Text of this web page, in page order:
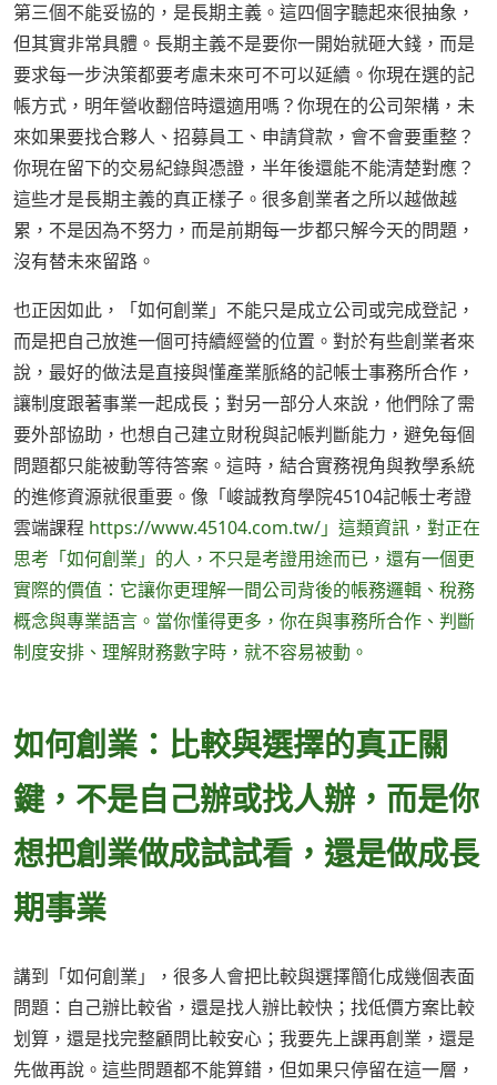
第三個不能妥協的，是長期主義。這四個字聽起來很抽象，
但其實非常具體。長期主義不是要你一開始就砸大錢，而是
要求每一步決策都要考慮未來可不可以延續。你現在選的記
帳方式，明年營收翻倍時還適用嗎？你現在的公司架構，未
來如果要找合夥人、招募員工、申請貸款，會不會要重整？
你現在留下的交易紀錄與憑證，半年後還能不能清楚對應？
這些才是長期主義的真正樣子。很多創業者之所以越做越
累，不是因為不努力，而是前期每一步都只解今天的問題，
沒有替未來留路。
也正因如此，「如何創業」不能只是成立公司或完成登記，
而是把自己放進一個可持續經營的位置。對於有些創業者來
說，最好的做法是直接與懂產業脈絡的記帳士事務所合作，
讓制度跟著事業一起成長；對另一部分人來說，他們除了需
要外部協助，也想自己建立財稅與記帳判斷能力，避免每個
問題都只能被動等待答案。這時，結合實務視角與教學系統
的進修資源就很重要。像「峻誠教育學院45104記帳士考證
雲端課程 https://www.45104.com.tw/」這類資訊，對正在
思考「如何創業」的人，不只是考證用途而已，還有一個更
實際的價值：它讓你更理解一間公司背後的帳務邏輯、稅務
概念與專業語言。當你懂得更多，你在與事務所合作、判斷
制度安排、理解財務數字時，就不容易被動。
如何創業：比較與選擇的真正關
鍵，不是自己辦或找人辦，而是你
想把創業做成試試看，還是做成長
期事業
講到「如何創業」，很多人會把比較與選擇簡化成幾個表面
問題：自己辦比較省，還是找人辦比較快；找低價方案比較
划算，還是找完整顧問比較安心；我要先上課再創業，還是
先做再說。這些問題都不能算錯，但如果只停留在這一層，